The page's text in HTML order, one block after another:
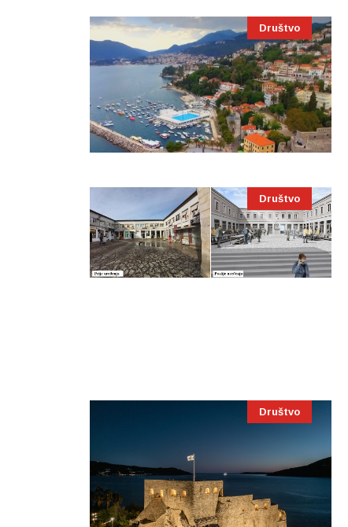
Društvo
Društvo
Društvo